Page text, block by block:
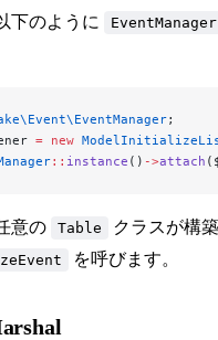
下のように EventManager
;
= new
:: instance () ->attach
意の Table クラスが構
を呼びます。